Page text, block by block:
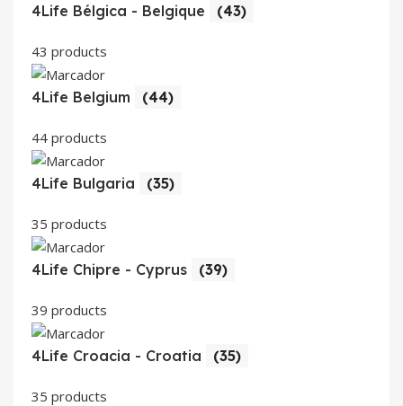
4Life Bélgica - Belgique (43)
43 products
4Life Belgium (44)
44 products
4Life Bulgaria (35)
35 products
4Life Chipre - Cyprus (39)
39 products
4Life Croacia - Croatia (35)
35 products